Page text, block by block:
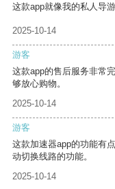
这款app就像我的私人导
2025-10-14
游客
这款app的售后服务非常
够放心购物。
2025-10-14
游客
这款加速器app的功能有
动切换线路的功能。
2025-10-14